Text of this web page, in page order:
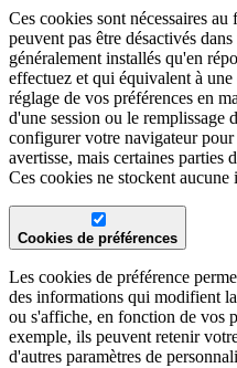
Ces cookies sont nécessaires
peuvent pas être désactivés
généralement installés qu'en
effectuez et qui équivalent à
réglage de vos préférences en
d'une session ou le remplissage
configurer votre navigateur
avertisse, mais certaines parties
Ces cookies ne stockent
Cookies de préférences
Les cookies de préférence
des informations qui modifient
ou s'affiche, en fonction de vos
exemple, ils peuvent retenir
d'autres paramètres de